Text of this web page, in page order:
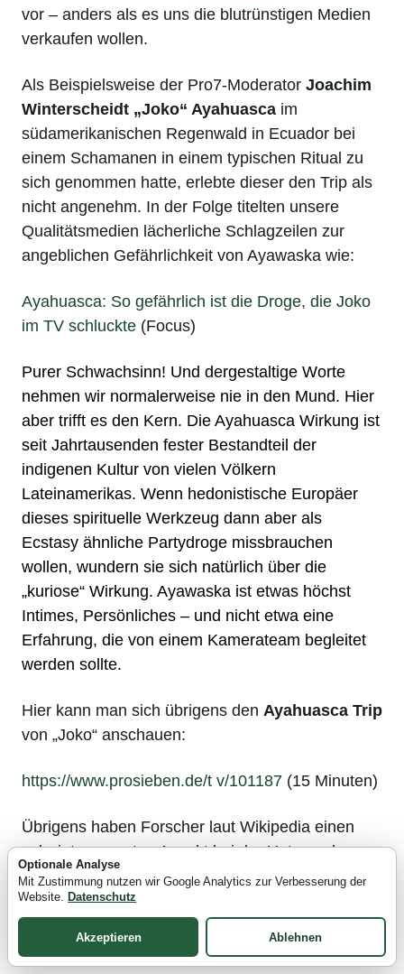
vor – anders als es uns die blutrünstigen Medien
verkaufen wollen.
Als Beispielsweise der Pro7-Moderator Joachim
Winterscheidt „Joko“ Ayahuasca im
südamerikanischen Regenwald in Ecuador bei
einem Schamanen in einem typischen Ritual zu
sich genommen hatte, erlebte dieser den Trip als
nicht angenehm. In der Folge titelten unsere
Qualitätsmedien lächerliche Schlagzeilen zur
angeblichen Gefährlichkeit von Ayawaska wie:
Ayahuasca: So gefährlich ist die Droge, die Joko
im TV schluckte (Focus)
Purer Schwachsinn! Und dergestaltige Worte
nehmen wir normalerweise nie in den Mund. Hier
aber trifft es den Kern. Die Ayahuasca Wirkung ist
seit Jahrtausenden fester Bestandteil der
indigenen Kultur von vielen Völkern
Lateinamerikas. Wenn hedonistische Europäer
dieses spirituelle Werkzeug dann aber als
Ecstasy ähnliche Partydroge missbrauchen
wollen, wundern sie sich natürlich über die
„kuriose“ Wirkung. Ayawaska ist etwas höchst
Intimes, Persönliches – und nicht etwa eine
Erfahrung, die von einem Kamerateam begleitet
werden sollte.
Hier kann man sich übrigens den Ayahuasca Trip
von „Joko“ anschauen:
https://www.prosieben.de/t v/101187 (15 Minuten)
Übrigens haben Forscher laut Wikipedia einen
sehr interessanten Aspekt bei der Untersuchung
von Ayawaska herausgefunden: Langjährige
Konsumenten dieses Trunks wiesen eine stabilere
Persönlichkeit und ein besseres Gedächtnis als
die Kontrollgruppe der Studie auf.
Optionale Analyse
Mit Zustimmung nutzen wir Google Analytics zur Verbesserung der
Website. Datenschutz
Akzeptieren Ablehnen